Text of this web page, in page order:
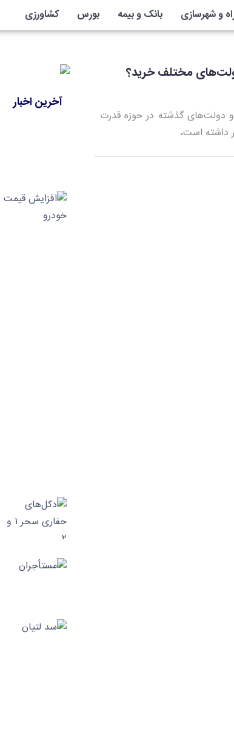
و شهرسازی بانک و بیمه بورس کشاورزی
مختلف خرید؟
دولت‌های گذشته در حوزه قدرت
داشته است،
آخرین اخبار